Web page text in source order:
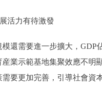
力有待激發
需要進一步擴大，GDP
業示範基地集聚效應不明
要更加完善，引導社會資